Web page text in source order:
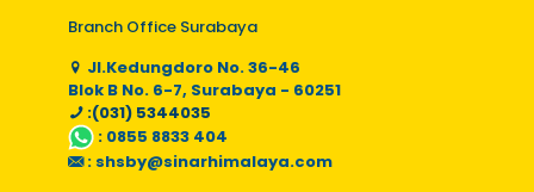
Branch Office Surabaya
Jl.Kedungdoro No. 36-46
Blok B No. 6-7, Surabaya - 60251
:(031) 5344035
: 0855 8833 404
: shsby@sinarhimalaya.com